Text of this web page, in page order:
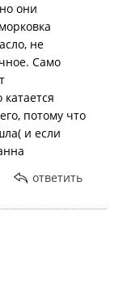
они
не
Само
потому что
и если
ответить